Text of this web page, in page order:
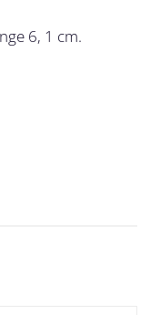
6, 1 cm.